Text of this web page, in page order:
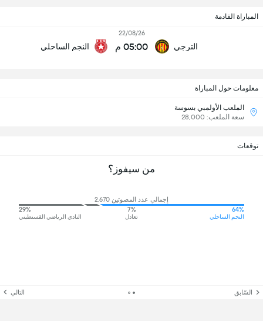
المباراة القادمة
الترجي
22/08/26
05:00 م النجم الساحلي
معلومات حول المباراة
الملعب الأولمبي بسوسة
سعة الملعب: 28,000
توقعات
من سيفوز؟
إجمالي عدد المصوتين 2,670
64%
النجم الساحلي
7%
تعادل
29%
النادي الرياضي القسنطيني
السّابق التالي